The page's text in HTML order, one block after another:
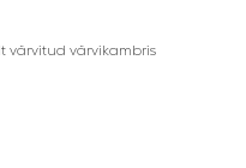
värvitud värvikambris